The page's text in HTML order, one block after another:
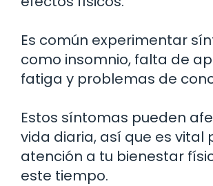
Es común experimentar
como insomnio, falta de
fatiga y problemas de
Estos síntomas pueden
vida diaria, así que es vital
atención a tu bienestar
este tiempo.